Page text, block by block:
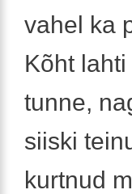
vahel ka
Kõht
tunne,
siiski
kurtnud